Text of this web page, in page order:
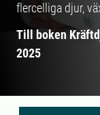
flercelliga djur,
Till boken
2025